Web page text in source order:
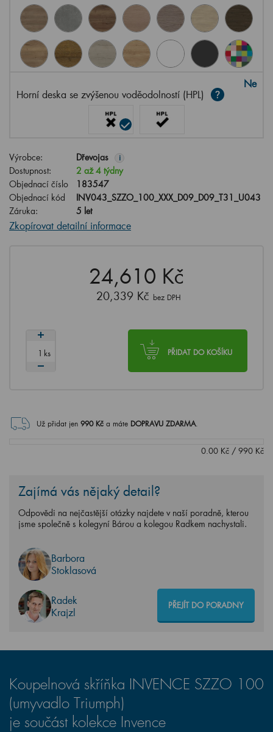
Horní deska se zvýšenou voděodolností (HPL)
Ne
Výrobce: Dřevojas i
Dostupnost:
2 až 4 týdny
Objednací číslo
183547
Objednací kód
INV043_SZZO_100_XXX_D09_D09_T31_U043
Záruka:
5 let
Zkopírovat detailní informace
24,610 Kč
20,339 Kč bez DPH
PŘIDAT DO KOŠÍKU
ks
Už přidat jen 990Kč a máte DOPRAVU ZDARMA.
0.00 Kč / 990 Kč
Zajímá vás nějaký detail?
Odpovědi na nejčastější otázky najdete v naší poradně, kterou
jsme společně s kolegyní Bárou a kolegou Radkem nachystali.
Barbora
Stoklasová
Radek
Krajzl
PŘEJÍT DO PORADNY
Koupelnová skříňka INVENCE SZZO 100
(umyvadlo Triumph)
je součást kolekce Invence